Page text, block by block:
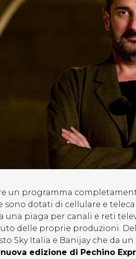
un programma
sono dotati di cellulare e
una piaga per canali e reti
delle proprie produzioni.
Sky Italia e Banijay che da
nuova edizione di Pechino